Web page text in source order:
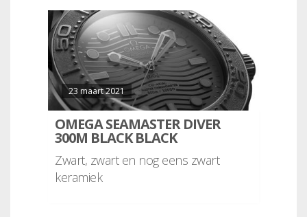
23 maart 2021
OMEGA SEAMASTER DIVER
300M BLACK BLACK
Zwart, zwart en nog eens zwart
keramiek